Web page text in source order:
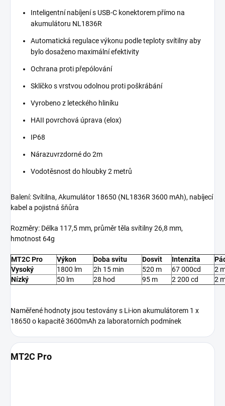
Inteligentní nabíjení s USB-C konektorem přímo na
akumulátoru NL1836R
Automatická regulace výkonu podle teploty svítilny aby
bylo dosaženo maximální efektivity
Ochrana proti přepólování
Sklíčko s vrstvou odolnou proti poškrábání
Vyrobeno z leteckého hliníku
HAII povrchová úprava (elox)
IP68
Nárazuvrzdorné do 2m
Vodotěsnost do hloubky 2 metrů
Balení: Svítilna, Akumulátor 18650 (NL1836R 3600 mAh), nabíjecí
kabel a pojistná šňůra
Rozměry: Délka 117,5 mm, průměr těla svítilny 26,8 mm,
hmotnost 64g
MT2C Pro Výkon Doba svitu Dosvit Intenzita
Vysoký
1800 lm 2h 15 min 520 m 67 000cd
2
Nízký
50 lm 28 hod 95 m 2 200 cd 2
Naměřené hodnoty jsou testovány s Li-ion akumulátorem 1 x
18650 o kapacitě 3600mAh za laboratorních podmínek
MT2C Pro